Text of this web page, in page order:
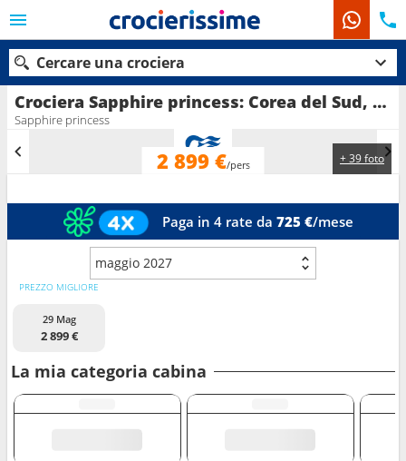
Crociera Sapphire princess: Corea del Sud, Giappone in partenza da Tokyo
Sapphire princess
+ 39 foto
2 899 €/pers
Paga in 4 rate da 725 €/mese
maggio 2027
PREZZO MIGLIORE
29 Mag
2 899 €
La mia categoria cabina
Cercare una crociera
Le nostre destinazioni
Mesi di partenza
Porti Compagnie